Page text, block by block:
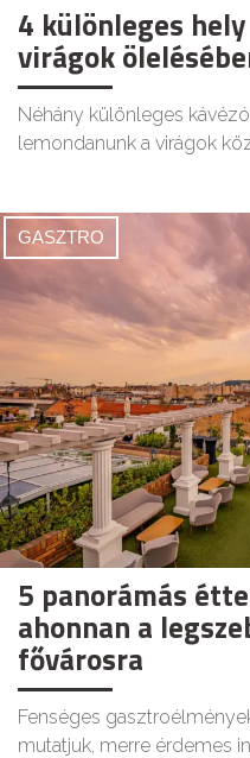
4 különleges
virágok
Néhány különleges
lemondanunk a virágok
GASZTRO
5 panorámás
ahonnan a
fővárosra
Fenséges
mutatjuk, merre érdemes